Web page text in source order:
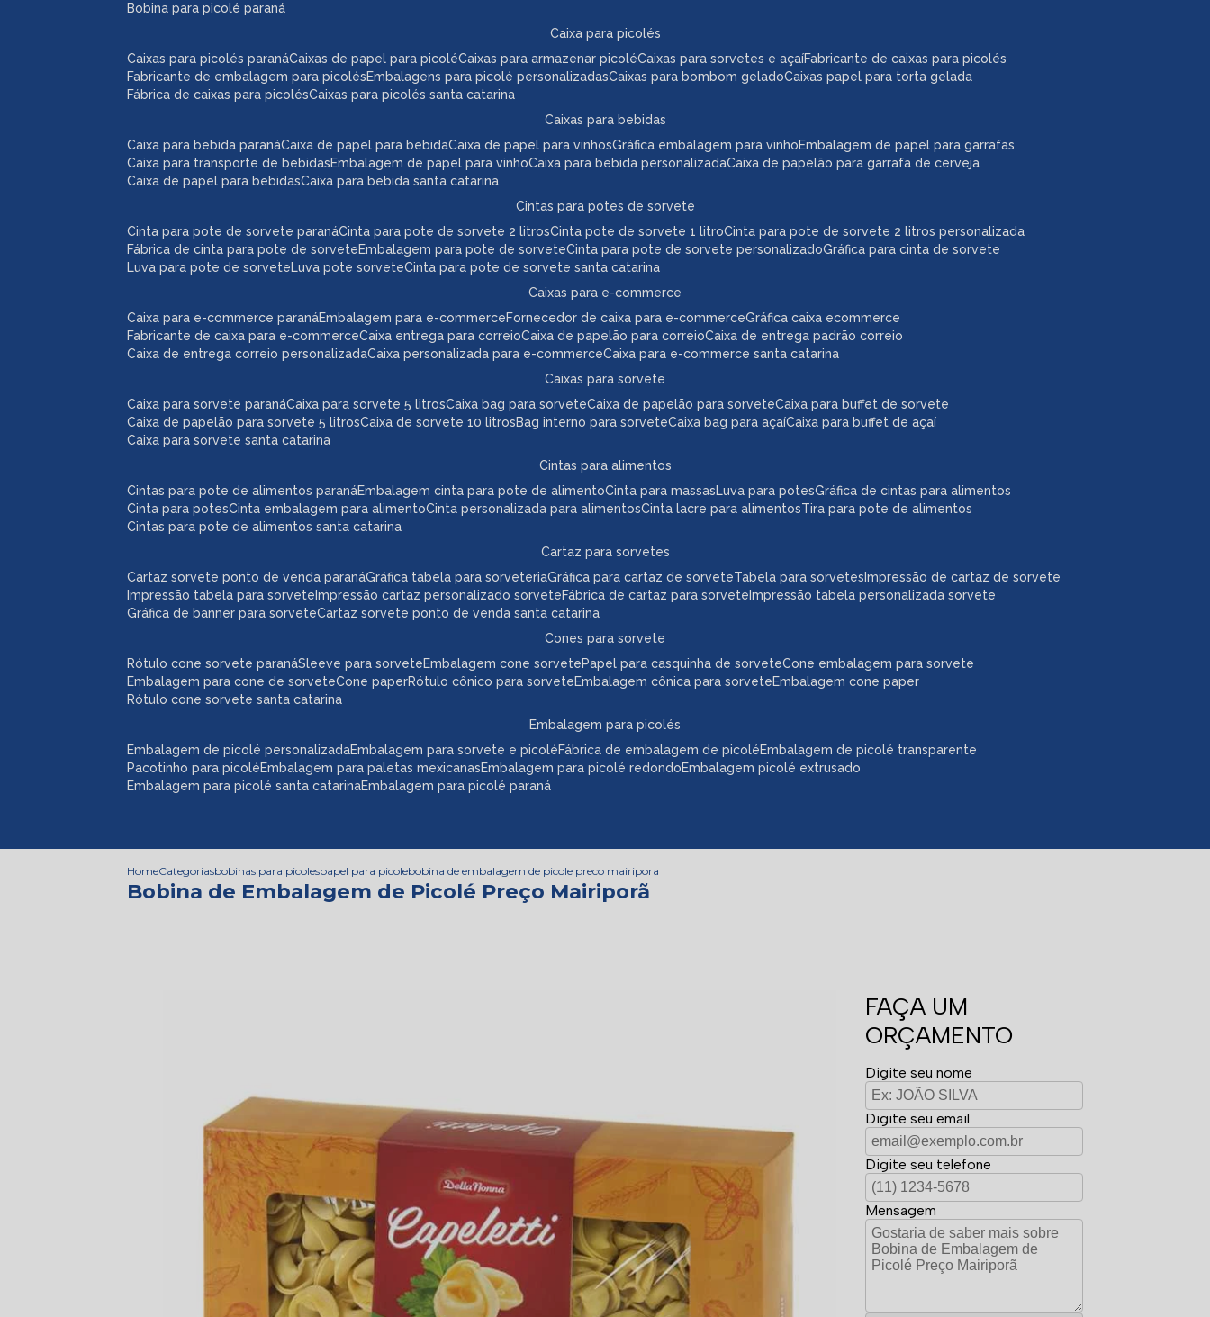
bobina para picolé paraná
caixa para picolés
caixas de papel para picolé
caixas para armazenar picolé
caixas para sorvetes e açaí
fabricante de embalagem para picolés embalagens para picolé personalizadas caixas papel para torta gelada
caixas para bombom gelado
fabricante de caixas para picolés
fábrica de caixas para picolés caixas para picolés santa catarina
caixas para picolés paraná
caixas para bebidas
caixa de papel para bebida
caixa de papel para vinhos
gráfica embalagem para vinho
caixa para transporte de bebidas embalagem de papel para vinho caixa de papelão para garrafa de cerveja
caixa para bebida personalizada
embalagem de papel para garrafas
caixa de papel para bebidas caixa para bebida santa catarina
caixa para bebida paraná
caixas para e-commerce
embalagem para e-commerce fornecedor de caixa para e-commerce
gráfica caixa ecommerce
caixa entrega para correio
caixa de papelão para correio
caixa de entrega correio personalizada
caixa de entrega padrão correio
fabricante de caixa para e-commerce
caixa personalizada para e-commerce
caixa para e-commerce santa catarina
caixa para e-commerce paraná
caixas para sorvete
caixa para sorvete 5 litros
caixa bag para sorvete
caixa de papelão para sorvete
caixa de papelão para sorvete 5 litros
caixa de sorvete 10 litros caixa bag para açaí
bag interno para sorvete
caixa para buffet de sorvete
caixa para buffet de açaí
caixa para sorvete santa catarina
caixa para sorvete paraná
cartaz para sorvetes
gráfica tabela para sorveteria
gráfica para cartaz de sorvete
tabela para sorvetes
impressão tabela para sorvete impressão cartaz personalizado sorvete impressão tabela personalizada sorvete
fábrica de cartaz para sorvete
impressão de cartaz de sorvete
gráfica de banner para sorvete cartaz sorvete ponto de venda santa catarina
cartaz sorvete ponto de venda paraná
cintas para alimentos
embalagem cinta para pote de alimento
cinta para massas luva para potes
cinta para potes
cinta embalagem para alimento cinta lacre para alimentos
cinta personalizada para alimentos
gráfica de cintas para alimentos
tira para pote de alimentos
cintas para pote de alimentos santa catarina
cintas para pote de alimentos paraná
cintas para potes de sorvete
cinta para pote de sorvete 2 litros
cinta pote de sorvete 1 litro
cinta para pote de sorvete 2 litros personalizada
embalagem para pote de sorvete
cinta para pote de sorvete personalizado
luva para pote de sorvete
gráfica para cinta de sorvete
fábrica de cinta para pote de sorvete
luva pote sorvete
cinta para pote de sorvete santa catarina
cinta para pote de sorvete paraná
cones para sorvete
sleeve para sorvete embalagem cone sorvete
papel para casquinha de sorvete
embalagem para cone de sorvete
cone paper embalagem cônica para sorvete
rótulo cônico para sorvete
cone embalagem para sorvete
embalagem cone paper
rótulo cone sorvete santa catarina
rótulo cone sorvete paraná
embalagem para picolés
embalagem de picolé personalizada embalagem para sorvete e picolé fábrica de embalagem de picolé
pacotinho para picolé embalagem para paletas mexicanas embalagem picolé extrusado
embalagem para picolé redondo
embalagem de picolé transparente
embalagem para picolé santa catarina embalagem para picolé paraná
HomeCategoriasbobinas para picolespapel para picolebobina de embalagem de picole preco mairipora
Bobina de Embalagem de Picolé Preço Mairiporã
FAÇA UM
ORÇAMENTO
Digite seu nome
Digite seu email
Digite seu telefone
Mensagem